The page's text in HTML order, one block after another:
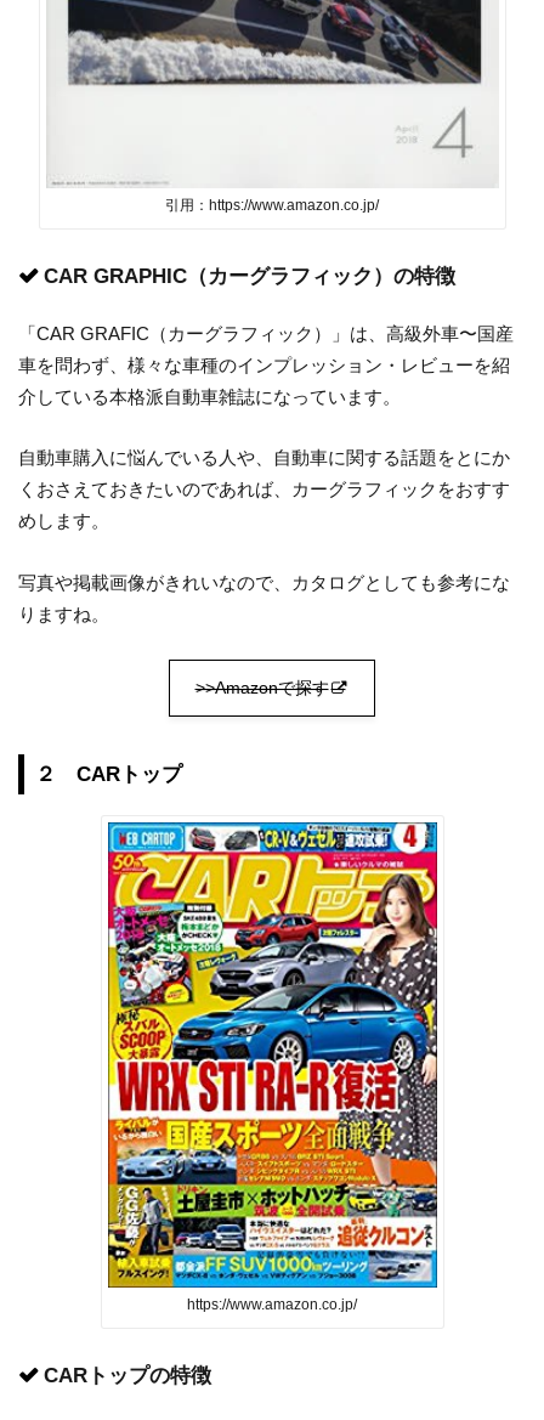
引用：https://www.amazon.co.jp/
CAR GRAPHIC（カーグラフィック）の特徴
「CAR GRAFIC（カーグラフィック）」は、高級外車〜国産
車を問わず、様々な車種のインプレッション・レビューを紹
介している本格派自動車雑誌になっています。
自動車購入に悩んでいる人や、自動車に関する話題をとにか
くおさえておきたいのであれば、カーグラフィックをおすす
めします。
写真や掲載画像がきれいなので、カタログとしても参考にな
りますね。
>>Amazonで探す
２ CARトップ
https://www.amazon.co.jp/
CARトップの特徴